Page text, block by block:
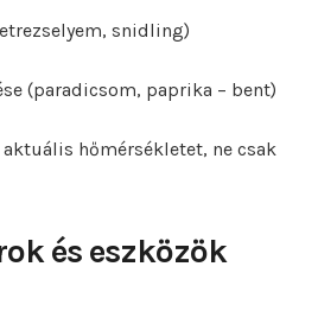
snidling)
(paradicsom, paprika – bent)
hőmérsékletet, ne csak
és eszközök